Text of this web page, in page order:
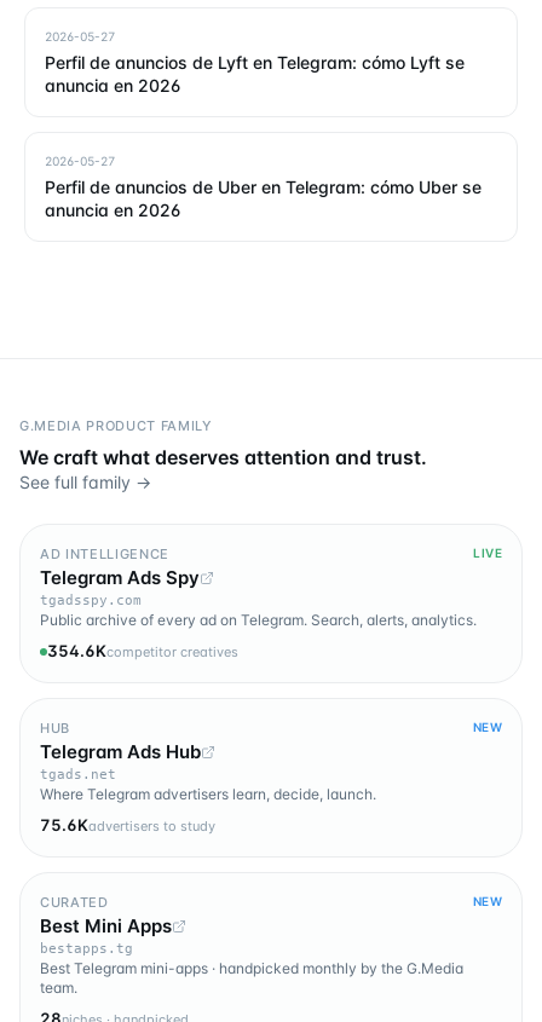
2026-05-27
Perfil de anuncios de Lyft en Telegram: cómo Lyft se
anuncia en 2026
2026-05-27
Perfil de anuncios de Uber en Telegram: cómo Uber se
anuncia en 2026
G.MEDIA PRODUCT FAMILY
We craft what deserves attention and trust.
See full family →
AD INTELLIGENCE LIVE
Telegram Ads Spy
tgadsspy.com
Public archive of every ad on Telegram. Search, alerts, analytics.
354.6Kcompetitor creatives
HUB NEW
Telegram Ads Hub
tgads.net
Where Telegram advertisers learn, decide, launch.
75.6Kadvertisers to study
CURATED NEW
Best Mini Apps
bestapps.tg
Best Telegram mini-apps · handpicked monthly by the G.Media
team.